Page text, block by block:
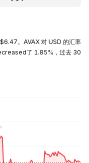
。AVAX 对 USD 的汇率
了 1.85%，过去 30